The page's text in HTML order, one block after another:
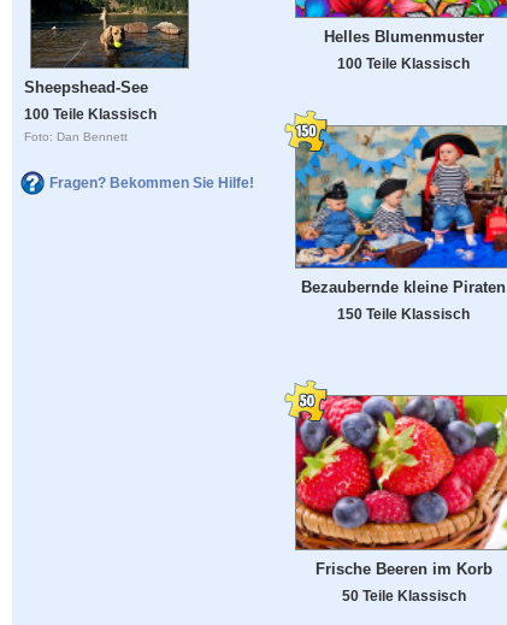
Sheepshead-See
100 Teile Klassisch
Foto: Dan Bennett
Fragen? Bekommen Sie Hilfe!
Helles Blumenmuster
100 Teile Klassisch
Bezaubernde kleine Piraten
150 Teile Klassisch
Frische Beeren im Korb
50 Teile Klassisch